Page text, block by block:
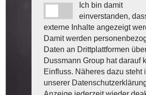
Ich bin damit
einverstanden,
externe Inhalte angezeigt
Damit werden
Daten an Drittplattformen
Dussmann Group hat darauf
Einfluss. Näheres dazu steht
unserer